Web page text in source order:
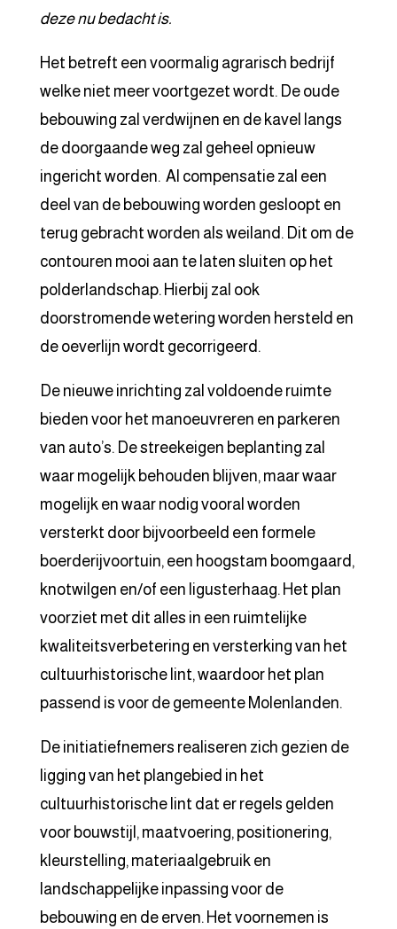
deze nu bedacht is.
Het betreft een voormalig agrarisch bedrijf
welke niet meer voortgezet wordt. De oude
bebouwing zal verdwijnen en de kavel langs
de doorgaande weg zal geheel opnieuw
ingericht worden. Al compensatie zal een
deel van de bebouwing worden gesloopt en
terug gebracht worden als weiland. Dit om de
contouren mooi aan te laten sluiten op het
polderlandschap. Hierbij zal ook
doorstromende wetering worden hersteld en
de oeverlijn wordt gecorrigeerd.
De nieuwe inrichting zal voldoende ruimte
bieden voor het manoeuvreren en parkeren
van auto’s. De streekeigen beplanting zal
waar mogelijk behouden blijven, maar waar
mogelijk en waar nodig vooral worden
versterkt door bijvoorbeeld een formele
boerderijvoortuin, een hoogstam boomgaard,
knotwilgen en/of een ligusterhaag. Het plan
voorziet met dit alles in een ruimtelijke
kwaliteitsverbetering en versterking van het
cultuurhistorische lint, waardoor het plan
passend is voor de gemeente Molenlanden.
De initiatiefnemers realiseren zich gezien de
ligging van het plangebied in het
cultuurhistorische lint dat er regels gelden
voor bouwstijl, maatvoering, positionering,
kleurstelling, materiaalgebruik en
landschappelijke inpassing voor de
bebouwing en de erven. Het voornemen is